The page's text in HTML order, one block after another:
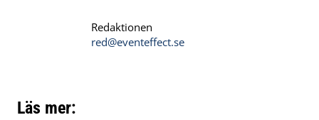
Redaktionen
red@eventeffect.se
Läs mer: